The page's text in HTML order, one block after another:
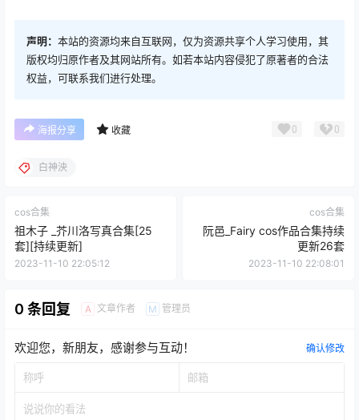
声明： 本站的资源均来自互联网，仅为资源共享个人学习使用，其
版权均归原作者及其网站所有。如若本站内容侵犯了原著者的合法
权益，可联系我们进行处理。
海报分享 收藏 0 0
白神泱
cos合集
祖木子 _芥川洛写真合集[25
套][持续更新]
2023-11-10 22:05:12
cos合集
阮邑_Fairy cos作品合集持续
更新26套
2023-11-10 22:08:01
0 条回复 A 文章作者 M 管理员
欢迎您，新朋友，感谢参与互动！ 确认修改